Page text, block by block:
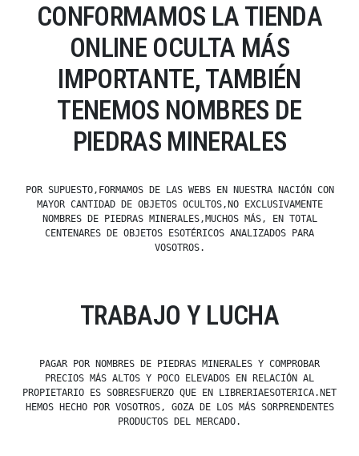
CONFORMAMOS LA TIENDA
ONLINE OCULTA MÁS
IMPORTANTE, TAMBIÉN
TENEMOS NOMBRES DE
PIEDRAS MINERALES
POR SUPUESTO,FORMAMOS DE LAS WEBS EN NUESTRA NACIÓN CON
MAYOR CANTIDAD DE OBJETOS OCULTOS,NO EXCLUSIVAMENTE
NOMBRES DE PIEDRAS MINERALES,MUCHOS MÁS, EN TOTAL
CENTENARES DE OBJETOS ESOTÉRICOS ANALIZADOS PARA
VOSOTROS.
TRABAJO Y LUCHA
PAGAR POR NOMBRES DE PIEDRAS MINERALES Y COMPROBAR
PRECIOS MÁS ALTOS Y POCO ELEVADOS EN RELACIÓN AL
PROPIETARIO ES SOBRESFUERZO QUE EN LIBRERIAESOTERICA.NET
HEMOS HECHO POR VOSOTROS, GOZA DE LOS MÁS SORPRENDENTES
PRODUCTOS DEL MERCADO.